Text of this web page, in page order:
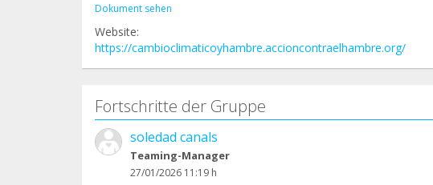
Dokument sehen
Website:
https://cambioclimaticoyhambre.accioncontraelhambre.org/
Fortschritte der Gruppe
soledad canals
Teaming-Manager
27/01/2026 11:19 h